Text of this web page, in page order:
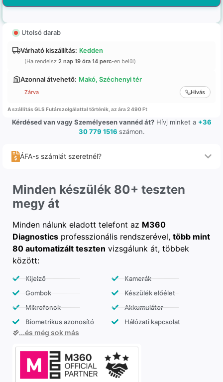
Utolsó darab
Várható kiszállítás: Kedden
(Ha rendelsz 2 nap 19 óra 14 perc-en belül)
Azonnal átvehető: Makó, Széchenyi tér
Zárva Hívás
A szállítás GLS Futárszolgálattal történik, az ára 2 490 Ft
Kérdésed van vagy Személyesen vannéd át?Hívj minket a +36
30 779 1516 számon.
ÁFA-s számlát szeretnél?
Minden készülék 80+ teszten
megy át
Minden nálunk eladott telefont az M360
Diagnostics professzionális rendszerével, több mint
80 automatizált teszten vizsgálunk át, többek
között:
Kijelző
Gombok
Mikrofonok
Biometrikus azonosító
Kamerák
Készülék előélet
Akkumulátor
Hálózati kapcsolat
...és még sok más